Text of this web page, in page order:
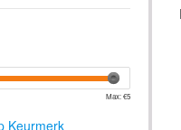
Max: €5